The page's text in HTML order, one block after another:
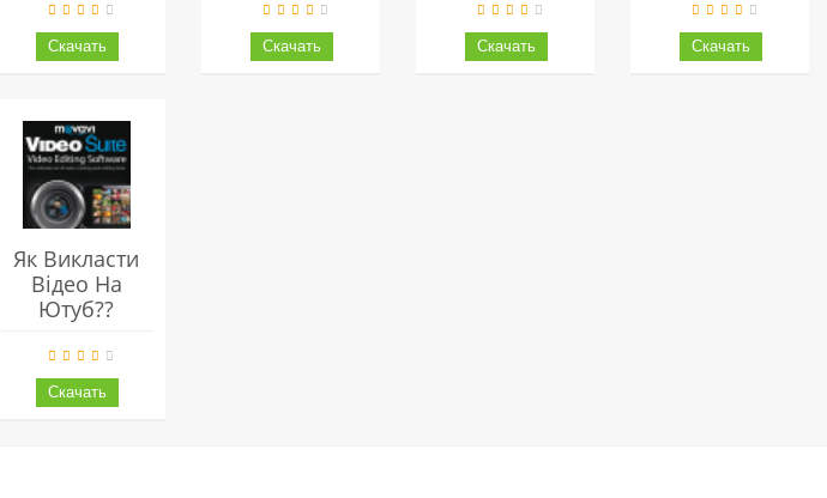
Популярна
Програма Для
Редагування І
Безкоштовно
Філмора)
Українською
Безкоштовно
Ultimate
(Вондершаре
Відео
Як Викласти
Відео На
Ютуб??